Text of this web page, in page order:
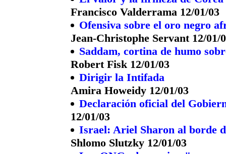
Francisco Valderrama 12/01/03
Ofensiva sobre el oro negro
Jean-Christophe Servant 12/01/
Saddam, cortina de humo
Robert Fisk 12/01/03
Dirigir la Intifada
Amira Howeidy 12/01/03
Declaración oficial del
12/01/03
Israel: Ariel Sharon al borde
Shlomo Slutzky 12/01/03